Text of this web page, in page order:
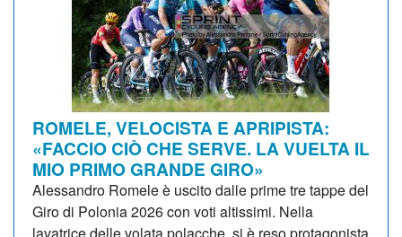
ROMELE, VELOCISTA E APRIPISTA:
«FACCIO CIÒ CHE SERVE. LA VUELTA IL
MIO PRIMO GRANDE GIRO»
Alessandro Romele è uscito dalle prime tre tappe del
Giro di Polonia 2026 con voti altissimi. Nella